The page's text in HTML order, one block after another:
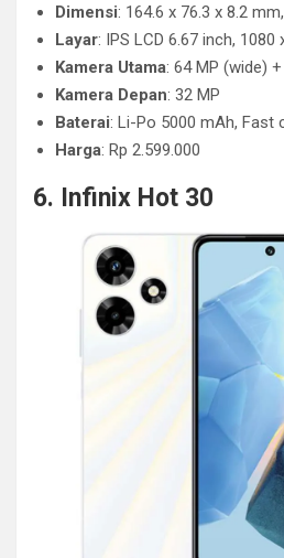
Dimensi: 164.6 x 76.3 x 8.2
Layar: IPS LCD 6.67 inch, 1080
Kamera Utama: 64 MP (wide)
Kamera Depan: 32 MP
Baterai: Li-Po 5000 mAh, Fast
Harga: Rp 2.599.000
6. Infinix Hot 30